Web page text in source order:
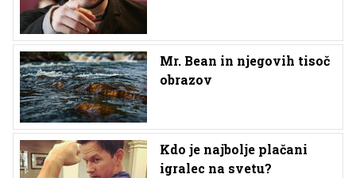
Mr. Bean in njegovih tisoč
obrazov
Kdo je najbolje plačani
igralec na svetu?